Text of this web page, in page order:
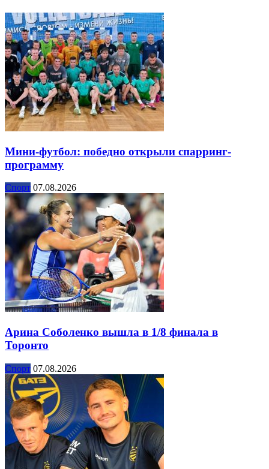
Мини-футбол: победно открыли спарринг-
программу
Спорт 07.08.2026
Арина Соболенко вышла в 1/8 финала в
Торонто
Спорт 07.08.2026